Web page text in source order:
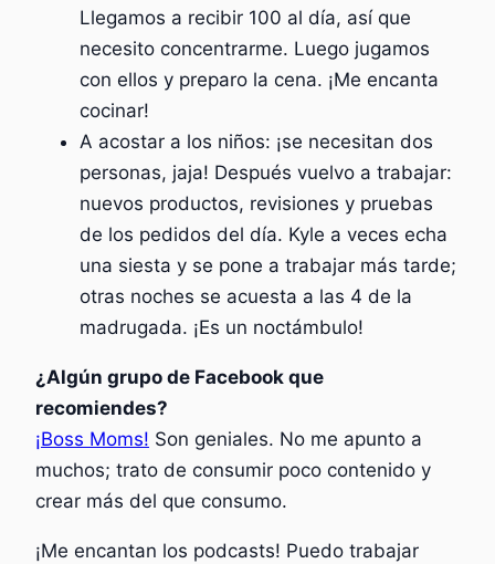
Llegamos a recibir 100 al día, así que
necesito concentrarme. Luego jugamos
con ellos y preparo la cena. ¡Me encanta
cocinar!
A acostar a los niños: ¡se necesitan dos
personas, jaja! Después vuelvo a trabajar:
nuevos productos, revisiones y pruebas
de los pedidos del día. Kyle a veces echa
una siesta y se pone a trabajar más tarde;
otras noches se acuesta a las 4 de la
madrugada. ¡Es un noctámbulo!
¿Algún grupo de Facebook que
recomiendes?
¡Boss Moms! Son geniales. No me apunto a
muchos; trato de consumir poco contenido y
crear más del que consumo.
¡Me encantan los podcasts! Puedo trabajar